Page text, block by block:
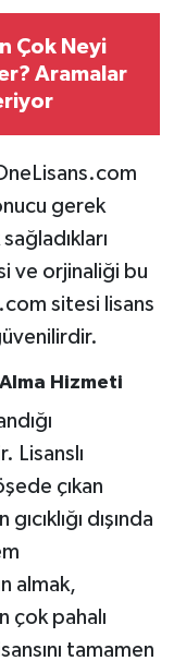
Çok Neyi
Aramalar
gerek
ve orjinaliği bu
sitesi lisans
Hizmeti
Lisanslı
çıkan
dışında
almak,
çok pahalı
tamamen